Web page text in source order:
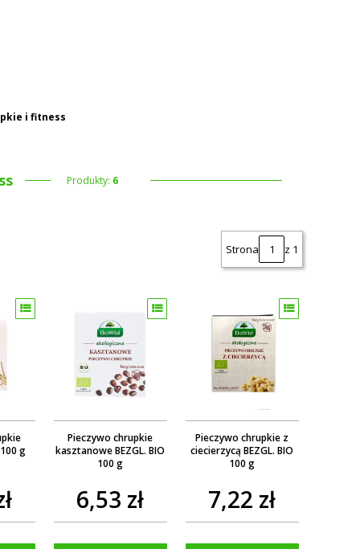
i fitness
Produkty: 6
Strona z 1
g
Pieczywo chrupkie
kasztanowe BEZGL. BIO
100 g
6,53 zł
Pieczywo chrupkie z
ciecierzycą BEZGL. BIO
100 g
7,22 zł